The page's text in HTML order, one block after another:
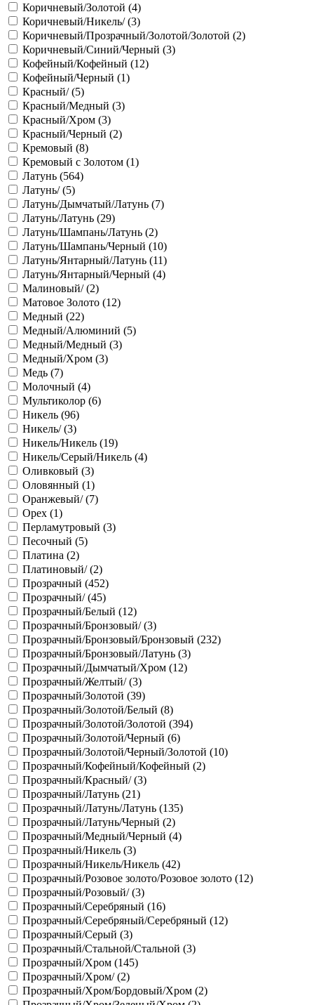
Коричневый/Золотой (4)
Коричневый/Никель/ (3)
Коричневый/Прозрачный/Золотой/Золотой (2)
Коричневый/Синий/Черный (3)
Кофейный/Кофейный (12)
Кофейный/Черный (1)
Красный/ (5)
Красный/Медный (3)
Красный/Хром (3)
Красный/Черный (2)
Кремовый (8)
Кремовый с Золотом (1)
Латунь (564)
Латунь/ (5)
Латунь/Дымчатый/Латунь (7)
Латунь/Латунь (29)
Латунь/Шампань/Латунь (2)
Латунь/Шампань/Черный (10)
Латунь/Янтарный/Латунь (11)
Латунь/Янтарный/Черный (4)
Малиновый/ (2)
Матовое Золото (12)
Медный (22)
Медный/Алюминий (5)
Медный/Медный (3)
Медный/Хром (3)
Медь (7)
Молочный (4)
Мультиколор (6)
Никель (96)
Никель/ (3)
Никель/Никель (19)
Никель/Серый/Никель (4)
Оливковый (3)
Оловянный (1)
Оранжевый/ (7)
Орех (1)
Перламутровый (3)
Песочный (5)
Платина (2)
Платиновый/ (2)
Прозрачный (452)
Прозрачный/ (45)
Прозрачный/Белый (12)
Прозрачный/Бронзовый/ (3)
Прозрачный/Бронзовый/Бронзовый (232)
Прозрачный/Бронзовый/Латунь (3)
Прозрачный/Дымчатый/Хром (12)
Прозрачный/Желтый/ (3)
Прозрачный/Золотой (39)
Прозрачный/Золотой/Белый (8)
Прозрачный/Золотой/Золотой (394)
Прозрачный/Золотой/Черный (6)
Прозрачный/Золотой/Черный/Золотой (10)
Прозрачный/Кофейный/Кофейный (2)
Прозрачный/Красный/ (3)
Прозрачный/Латунь (21)
Прозрачный/Латунь/Латунь (135)
Прозрачный/Латунь/Черный (2)
Прозрачный/Медный/Черный (4)
Прозрачный/Никель (3)
Прозрачный/Никель/Никель (42)
Прозрачный/Розовое золото/Розовое золото (12)
Прозрачный/Розовый/ (3)
Прозрачный/Серебряный (16)
Прозрачный/Серебряный/Серебряный (12)
Прозрачный/Серый (3)
Прозрачный/Стальной/Стальной (3)
Прозрачный/Хром (145)
Прозрачный/Хром/ (2)
Прозрачный/Хром/Бордовый/Хром (2)